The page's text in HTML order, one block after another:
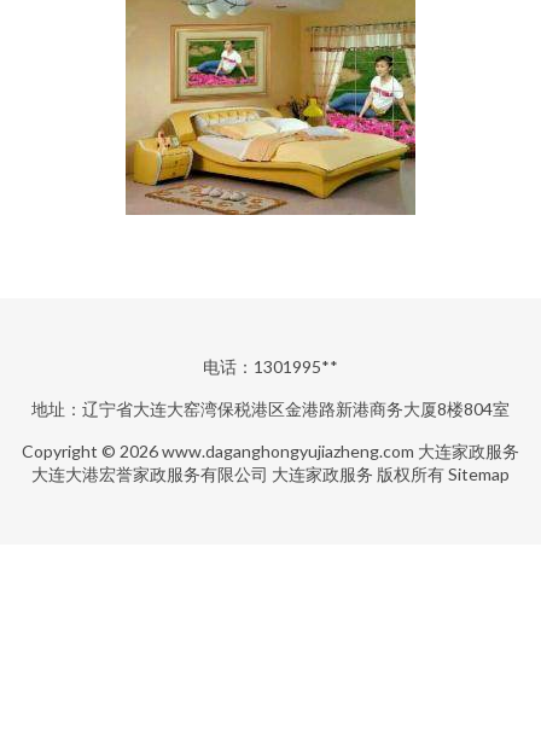
电话：1301995**
地址：辽宁省大连大窑湾保税港区金港路新港商务大厦8楼804室
Copyright © 2026www.daganghongyujiazheng.com 大连家政服务
大连大港宏誉家政服务有限公司 大连家政服务 版权所有Sitemap